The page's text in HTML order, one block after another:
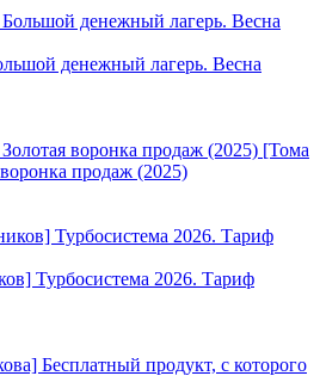
денежный лагерь. Весна
[Тома
продаж (2025)
Турбосистема 2026. Тариф